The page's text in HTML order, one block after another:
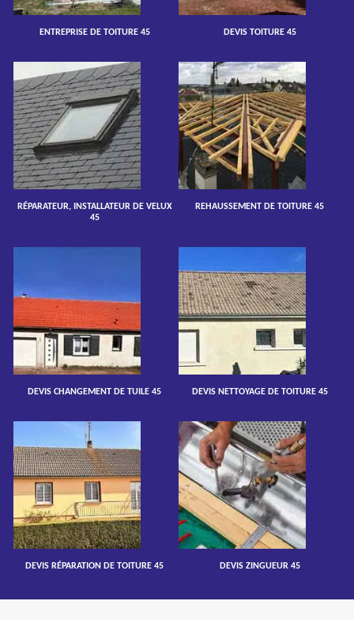
ENTREPRISE DE TOITURE 45 DEVIS TOITURE 45
RÉPARATEUR, INSTALLATEUR DE VELUX
45
REHAUSSEMENT DE TOITURE 45
DEVIS CHANGEMENT DE TUILE 45 DEVIS NETTOYAGE DE TOITURE 45
DEVIS RÉPARATION DE TOITURE 45 DEVIS ZINGUEUR 45